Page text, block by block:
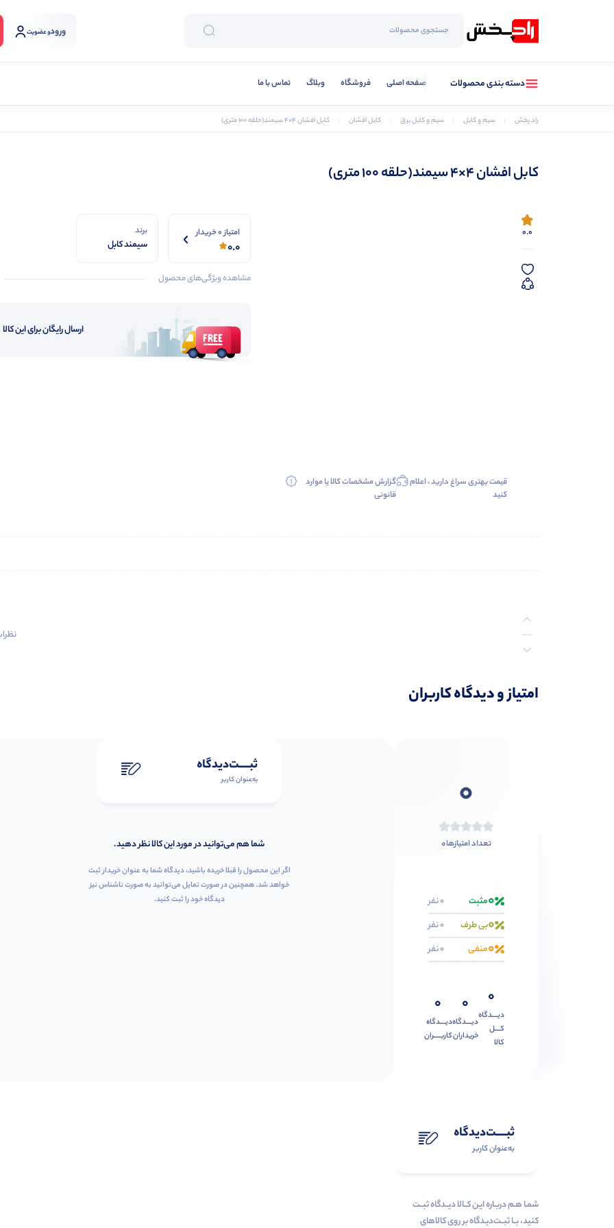
ورودو عضویت
دسته بندی محصولات صفحه اصلی فروشگاه وبلاگ تماس با ما
راد پخش سیم و کابل سیم و کابل برق کابل افشان کابل افشان 4×4 سیمند(حلقه 100 متری)
کابل افشان 4×4 سیمند(حلقه 100 متری)
0.0
قیمت بهتری سراغ دارید ، اعلام
کنید
گزارش مشخصات کالا یا موارد
قانونی
امتیاز 0 خریدار
0.0
برند
سیمند کابل
مشاهده ویژگی‌های محصول
ارسال رایگان برای این کالا
نظرات (0)
امتیاز و دیدگاه کاربران
0
تعداد امتیازها0
0مثبت 0 نفر
0بی طرف 0 نفر
0منفی 0 نفر
0
دیــــدگاه
کــــل
کالا
0
دیــــدگاه
خریداران
0
دیــــدگاه
کاربـــــران
ثبـــــت‌دیدگاه
به‌عنوان کاربر
شمـا هـم دربـاره ایـن کــالا دیــدگاه ثبــت
کنید، بــا ثبــت‌دیـدگاه بر روی کالاهای
ثبـــــت‌دیدگاه
به‌عنوان کاربر
شما هم می‌توانید در مورد این کالا نظر دهید.
اگر این محصول را قبلا خریده باشید، دیدگاه شما به عنوان خریدار ثبت
خواهد شد. همچنین در صورت تمایل می‌توانید به صورت ناشناس نیز
دیدگاه خود را ثبت کنید.